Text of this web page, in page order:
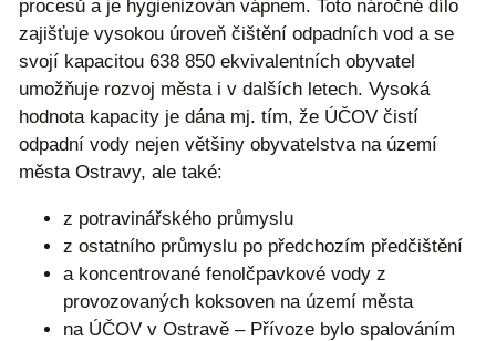
procesů a je hygienizován vápnem. Toto náročné dílo
zajišťuje vysokou úroveň čištění odpadních vod a se
svojí kapacitou 638 850 ekvivalentních obyvatel
umožňuje rozvoj města i v dalších letech. Vysoká
hodnota kapacity je dána mj. tím, že ÚČOV čistí
odpadní vody nejen většiny obyvatelstva na území
města Ostravy, ale také:
z potravinářského průmyslu
z ostatního průmyslu po předchozím předčištění
a koncentrované fenolčpavkové vody z
provozovaných koksoven na území města
na ÚČOV v Ostravě – Přívoze bylo spalováním